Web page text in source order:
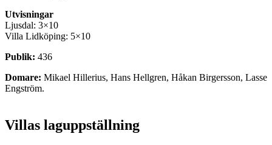
Utvisningar
Ljusdal: 3×10
Villa Lidköping: 5×10
Publik: 436
Domare: Mikael Hillerius, Hans Hellgren, Håkan Birgersson, Lasse
Engström.
Villas laguppställning